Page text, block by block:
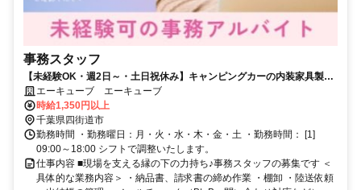
事務スタッフ
【未経験OK・週2日～・土日祝休み】キャンピングカーの内装家具製作
会社で事務のお仕事♪
エーキューブ エーキューブ
時給1,350円以上
千葉県四街道市
勤務時間 ・勤務曜日：月・火・水・木・金・土 ・勤務時間： [1]
09:00～18:00 シフトで調整いたします。
仕事内容 ■現場を支える縁の下の力持ち♪事務スタッフの募集です ＜
具体的な業務内容＞ ・納品書、請求書の締め作業 ・棚卸 ・陸送依頼